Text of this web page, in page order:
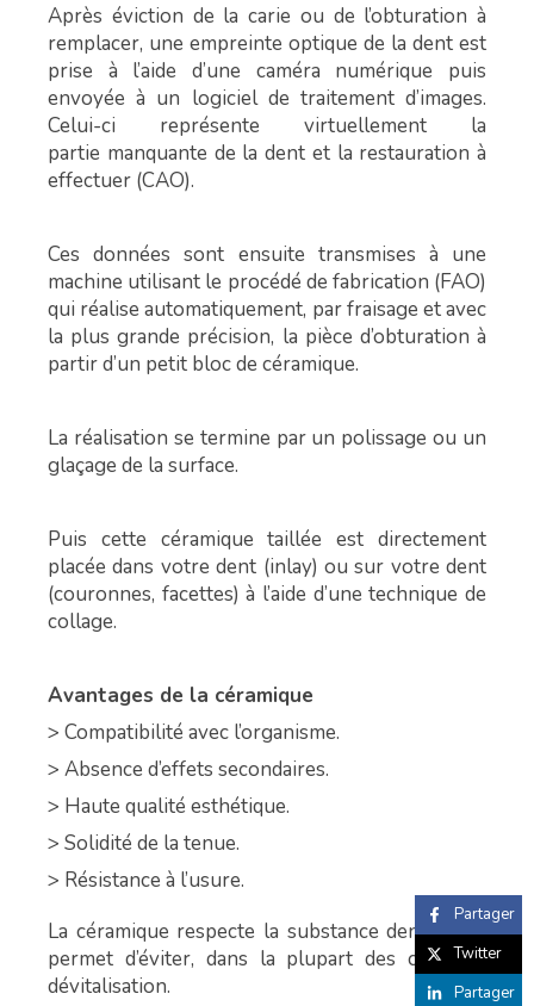
Après éviction de la carie ou de l’obturation à
remplacer, une empreinte optique de la dent est
prise à l’aide d’une caméra numérique puis
envoyée à un logiciel de traitement d’images.
Celui-ci représente virtuellement la
partie manquante de la dent et la restauration à
effectuer (CAO).
Ces données sont ensuite transmises à une
machine utilisant le procédé de fabrication (FAO)
qui réalise automatiquement, par fraisage et avec
la plus grande précision, la pièce d’obturation à
partir d’un petit bloc de céramique.
La réalisation se termine par un polissage ou un
glaçage de la surface.
Puis cette céramique taillée est directement
placée dans votre dent (inlay) ou sur votre dent
(couronnes, facettes) à l’aide d’une technique de
collage.
Avantages de la céramique
> Compatibilité avec l’organisme.
> Absence d’effets secondaires.
> Haute qualité esthétique.
> Solidité de la tenue.
> Résistance à l’usure.
La céramique respecte la substance dentaire et
permet d’éviter, dans la plupart des cas, une
dévitalisation.
Partager
Twitter
Partager